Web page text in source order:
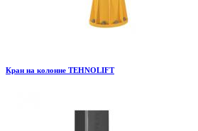
Кран на колонне TEHNOLIFT